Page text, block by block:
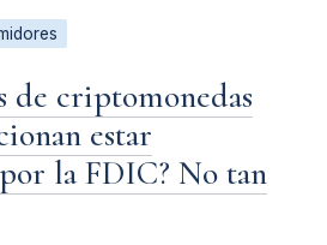
de criptomonedas
estar
la FDIC? No tan